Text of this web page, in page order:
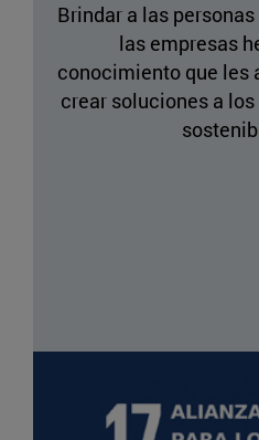
Brindar a las
las empresas
conocimiento que les
crear soluciones a